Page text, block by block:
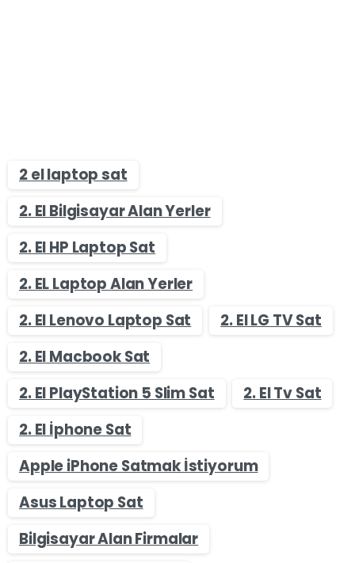
2 el laptop sat
2. El Bilgisayar Alan Yerler
2. El HP Laptop Sat
2. EL Laptop Alan Yerler
2. El Lenovo Laptop Sat
2. El LG TV Sat
2. El Macbook Sat
2. El PlayStation 5 Slim Sat
2. El Tv Sat
2. El İphone Sat
Apple iPhone Satmak İstiyorum
Asus Laptop Sat
Bilgisayar Alan Firmalar